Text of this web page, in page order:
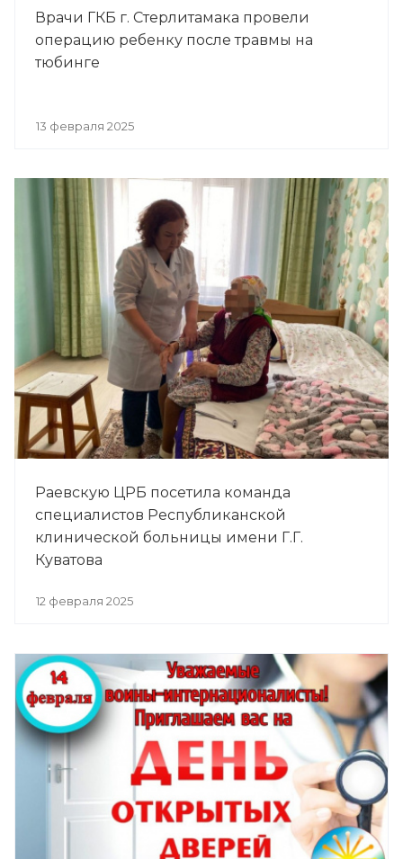
Врачи ГКБ г. Стерлитамака провели
операцию ребенку после травмы на
тюбинге
13 февраля 2025
Раевскую ЦРБ посетила команда
специалистов Республиканской
клинической больницы имени Г.Г.
Куватова
12 февраля 2025